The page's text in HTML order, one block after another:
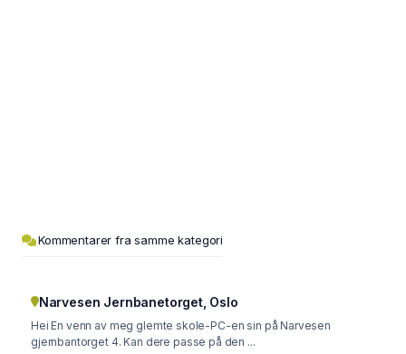
Kommentarer fra samme kategori
Narvesen Jernbanetorget, Oslo
Hei En venn av meg glemte skole-PC-en sin på Narvesen
gjernbantorget 4. Kan dere passe på den ...